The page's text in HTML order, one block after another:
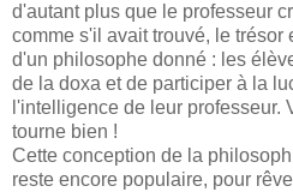
d'autant plus que le professeur
comme s'il avait trouvé, le
d'un philosophe donné : les
de la doxa et de participer à la
l'intelligence de leur professeur.
tourne bien !
Cette conception de la
reste encore populaire, pour